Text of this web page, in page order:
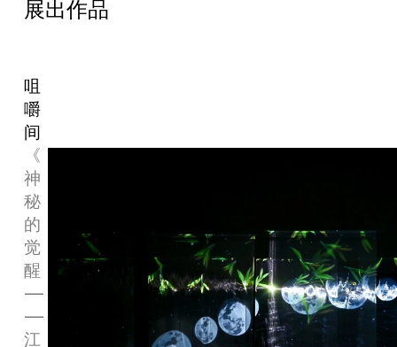
不断主动和被动选择的结果，其复杂性在某种程度上也映射出国人
我们也逐渐习惯用碎片化的方式去快速定义一个人、一座城。那些
厚重、丰富又悠远的历史与文化在社交媒体的滤镜下被渐渐隐去。
当我们尝试重新认识一座复杂而内敛的城市时，应该从哪道题入
手？也许，美食将是一个有趣的选择。“一方水土养一方人”，一方
饮食赋予了一方人独特的性情、禀赋和脾气，也构成了在人们唇齿
间鲜活流转、带着人间烟火气的当地文化记忆。而当代艺术的介
入，则是作为一束向内的光，利用视觉、味觉和空间感受，照亮包
裹在表象之下的绚烂文明。
为呈现江西这片土地独特又丰富的精神特质，并探索“选择”在本土
文化塑造中的辩证作用，UCCA Lab联合江西本土茶饮品牌茶义
TEA 81，以当地饮食文化为切入点，邀请艺术家何为与先锋艺术
团队咀嚼间，结合其自身在江西的实地考察经验，以神秘的南昌为
原点，取古老而璀璨的江西文明史之一瓢，窥见潜藏于我们每个中
国人文化基因中的信仰与精神。交织的光影、音乐、气味、色彩、
展出作品
咀
嚼
间
《
神
秘
的
觉
醒
—
—
江